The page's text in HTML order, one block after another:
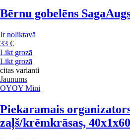
Bērnu gobelēns Saga
Ir noliktavā
33 €
Likt grozā
Likt grozā
citas varianti
Jaunums
OYOY Mini
Piekaramais
zaļš/krēmkrāsas,